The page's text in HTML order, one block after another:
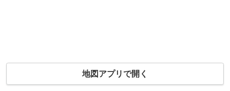
地図アプリで開く